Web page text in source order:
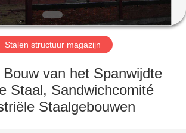
Stalen structuur magazijn
Bouw van het Spanwijdte
Staal, Sandwichcomité
Staalgebouwen